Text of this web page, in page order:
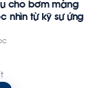
cho bơm màng
nhìn từ kỹ sư ứng